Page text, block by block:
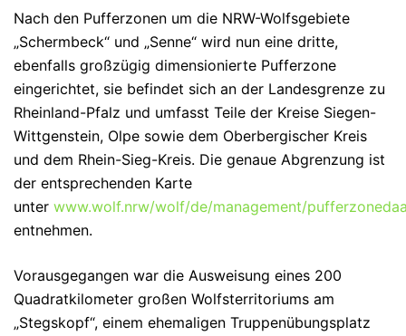
Nach den Pufferzonen um die NRW-Wolfsgebiete
„Schermbeck“ und „Senne“ wird nun eine dritte,
ebenfalls großzügig dimensionierte Pufferzone
eingerichtet, sie befindet sich an der Landesgrenze zu
Rheinland-Pfalz und umfasst Teile der Kreise Siegen-
Wittgenstein, Olpe sowie dem Oberbergischer Kreis
und dem Rhein-Sieg-Kreis. Die genaue Abgrenzung ist
der entsprechenden Karte
unter www.wolf.nrw/wolf/de/management/
entnehmen.
Vorausgegangen war die Ausweisung eines 200
Quadratkilometer großen Wolfsterritoriums am
„Stegskopf“, einem ehemaligen Truppenübungsplatz